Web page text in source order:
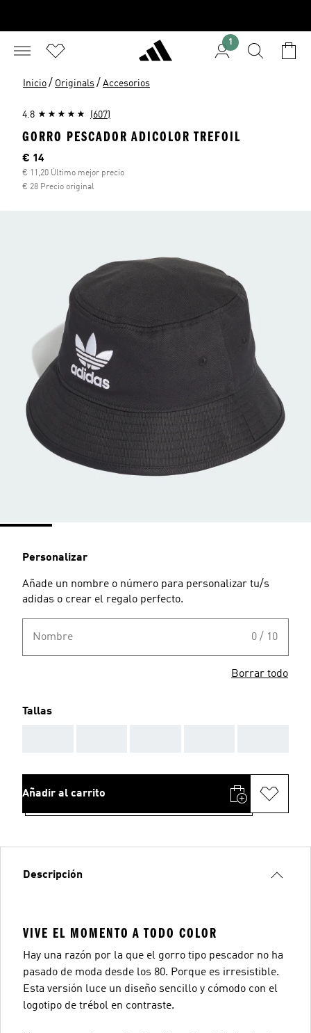
1
Inicio / Originals / Accesorios
4.8 (607)
GORRO PESCADOR ADICOLOR TREFOIL
Precio actual
€ 14
€ 11,20 Último mejor precio
€ 28 Precio original
Personalizar
Añade un nombre o número para personalizar tu/s
adidas o crear el regalo perfecto.
Nombre 0 / 10
Borrar todo
Tallas
Añadir al carrito
Descripción
VIVE EL MOMENTO A TODO COLOR
Hay una razón por la que el gorro tipo pescador no ha
pasado de moda desde los 80. Porque es irresistible.
Esta versión luce un diseño sencillo y cómodo con el
logotipo de trébol en contraste.